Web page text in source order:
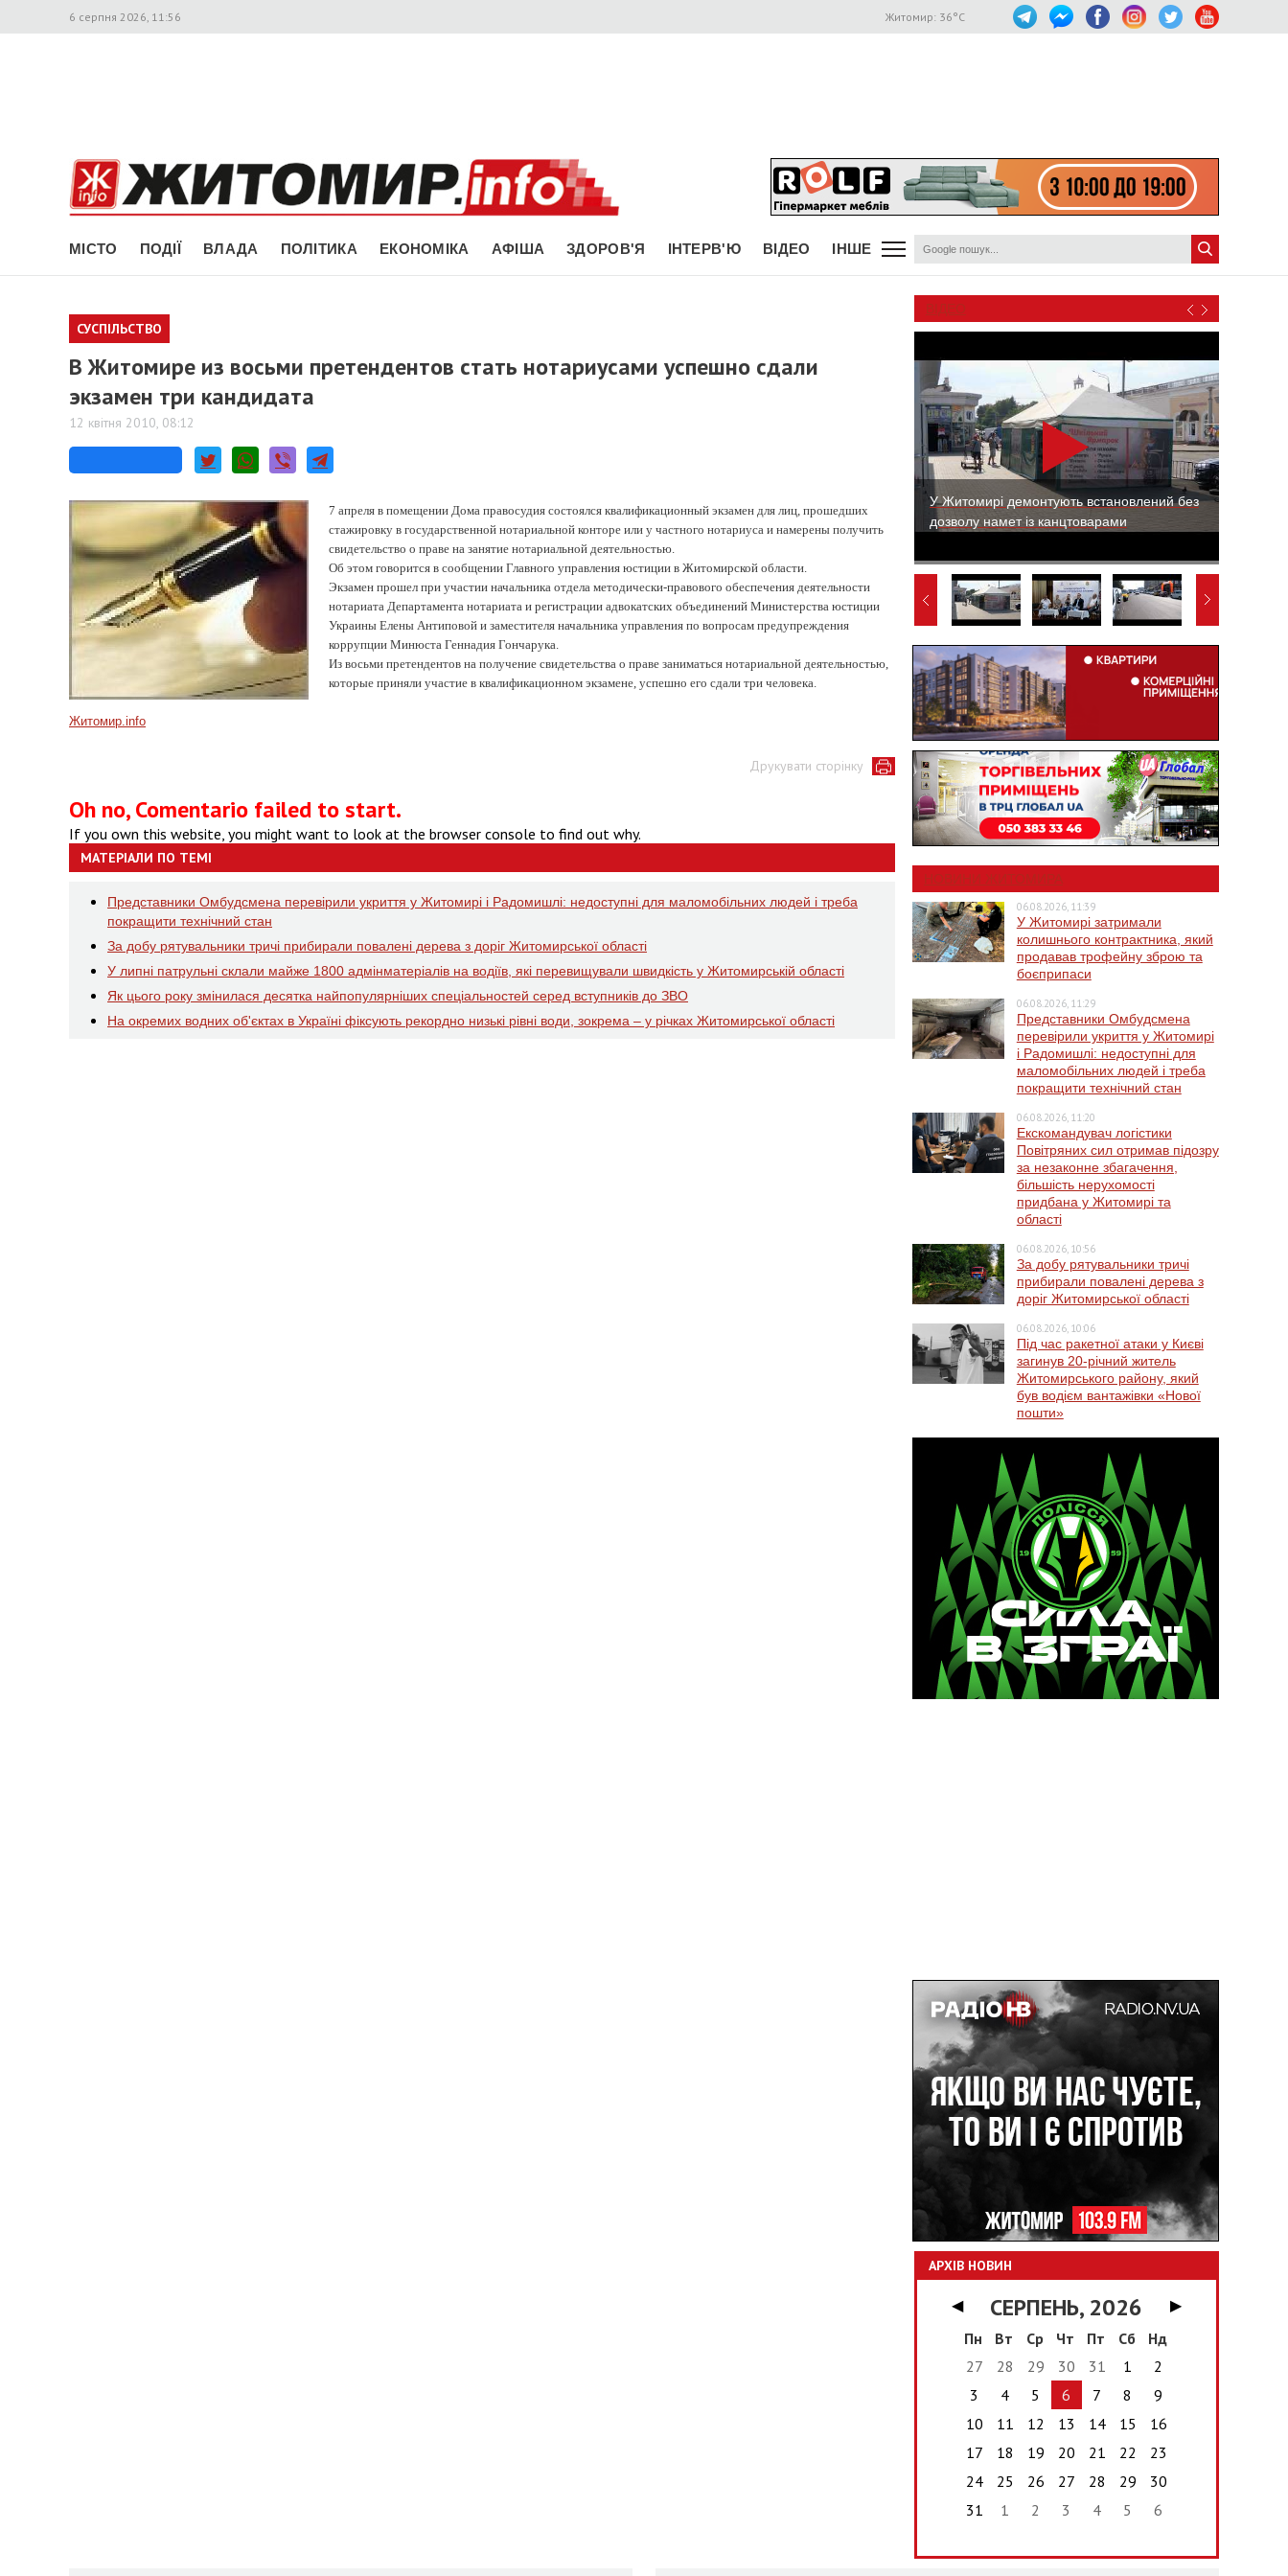
6 серпня 2026, 11:56 Житомир: 36°C
МІСТО ПОДІЇ ВЛАДА ПОЛІТИКА ЕКОНОМІКА АФІША ЗДОРОВ'Я ІНТЕРВ'Ю ВІДЕО ІНШЕ
СУСПІЛЬСТВО
В Житомире из восьми претендентов стать нотариусами успешно сдали
экзамен три кандидата
12 квітня 2010, 08:12
7 апреля в помещении Дома правосудия состоялся квалификационный экзамен для лиц, прошедших
стажировку в государственной нотариальной конторе или у частного нотариуса и намерены получить
свидетельство о праве на занятие нотариальной деятельностью.
Об этом говорится в сообщении Главного управления юстиции в Житомирской области.
Экзамен прошел при участии начальника отдела методически-правового обеспечения деятельности
нотариата Департамента нотариата и регистрации адвокатских объединений Министерства юстиции
Украины Елены Антиповой и заместителя начальника управления по вопросам предупреждения
коррупции Минюста Геннадия Гончарука.
Из восьми претендентов на получение свидетельства о праве заниматься нотариальной деятельностью,
которые приняли участие в квалификационном экзамене, успешно его сдали три человека.
Житомир.info
Друкувати сторінку
Oh no, Comentario failed to start.
If you own this website, you might want to look at the browser console to find out why.
МАТЕРІАЛИ ПО ТЕМІ
Представники Омбудсмена перевірили укриття у Житомирі і Радомишлі: недоступні для маломобільних людей і треба
покращити технічний стан
За добу рятувальники тричі прибирали повалені дерева з доріг Житомирської області
У липні патрульні склали майже 1800 адмінматеріалів на водіїв, які перевищували швидкість у Житомирській області
Як цього року змінилася десятка найпопулярніших спеціальностей серед вступників до ЗВО
На окремих водних об'єктах в Україні фіксують рекордно низькі рівні води, зокрема – у річках Житомирської області
ВІДЕО
У Житомирі демонтують встановлений без
дозволу намет із канцтоварами
НОВИНИ ЖИТОМИРА
06.08.2026, 11:39
У Житомирі затримали
колишнього контрактника, який
продавав трофейну зброю та
боєприпаси
06.08.2026, 11:29
Представники Омбудсмена
перевірили укриття у Житомирі
і Радомишлі: недоступні для
маломобільних людей і треба
покращити технічний стан
06.08.2026, 11:20
Екскомандувач логістики
Повітряних сил отримав підозру
за незаконне збагачення,
більшість нерухомості
придбана у Житомирі та
області
06.08.2026, 10:56
За добу рятувальники тричі
прибирали повалені дерева з
доріг Житомирської області
06.08.2026, 10:06
Під час ракетної атаки у Києві
загинув 20-річний житель
Житомирського району, який
був водієм вантажівки «Нової
пошти»
АРХІВ НОВИН
◀ СЕРПЕНЬ, 2026
▶
Пн
Вт Ср Чт Пт Сб
Нд
27
28 29 30 31 1
2
3
4 5 6 7 8
9
10
11 12 13 14 15
16
17
18 19 20 21 22
23
24
25 26 27 28 29
30
31
1 2 3 4 5 6